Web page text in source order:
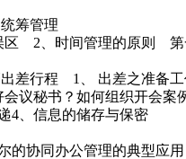
筹管理
2、时间管理的原则 第
差行程 1、 出差之准备
议秘书？如何组织开会
4、信息的储存与保密
协同办公管理的典型应用